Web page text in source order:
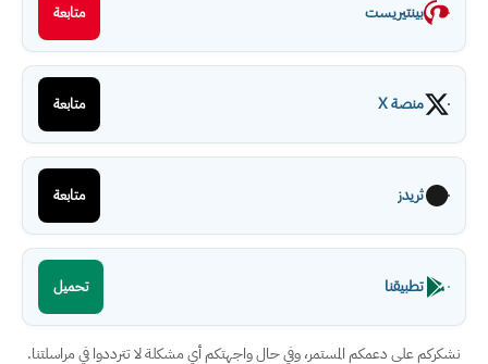
بينتيريست متابعة
منصة X متابعة
ثريدز متابعة
تطبيقنا تحميل
نشكركم على دعمكم المستمر، وفي حال واجهتكم أي مشكلة لا تترددوا في مراسلتنا.